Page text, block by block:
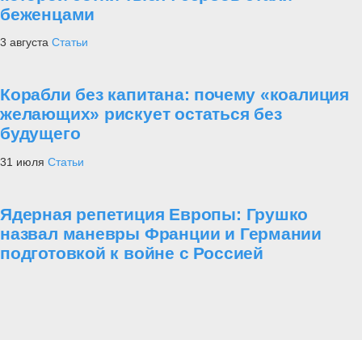
беженцами
3 августа Статьи
Корабли без капитана: почему «коалиция
желающих» рискует остаться без
будущего
31 июля Статьи
Ядерная репетиция Европы: Грушко
назвал маневры Франции и Германии
подготовкой к войне с Россией